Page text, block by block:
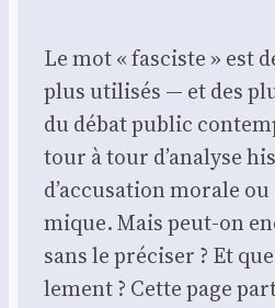
Le mot « fas­ciste » est
plus uti­li­sés — et des
du débat public
tour à tour d’analyse
d’accusation morale
mique. Mais peut-on
sans le pré­ci­ser ? Et
le­ment ? Cette page